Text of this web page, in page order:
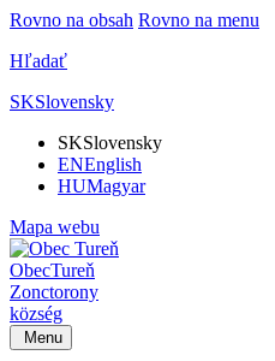
Rovno na obsah Rovno na menu
Hľadať
SKSlovensky
SKSlovensky
ENEnglish
HUMagyar
Mapa webu
ObecTureň
Zonctorony
község
Menu